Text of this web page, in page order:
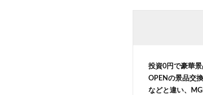
投資0円で豪華
OPENの景品交
などと違い、